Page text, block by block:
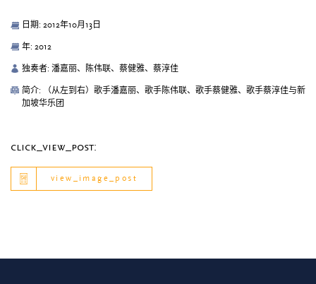
日期: 2012年10月13日
年: 2012
独奏者: 潘嘉丽、陈伟联、蔡健雅、蔡淳佳
简介: （从左到右）歌手潘嘉丽、歌手陈伟联、歌手蔡健雅、歌手蔡淳佳与新
加坡华乐团
click_view_post:
view_image_post